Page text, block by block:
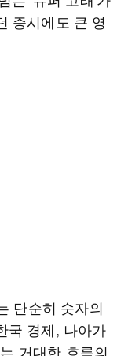
증시에도 큰 영
단순히 숫자의
국 경제, 나아가
거대한 흐름의